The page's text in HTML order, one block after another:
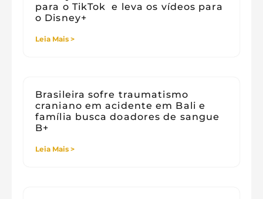
para o TikTok e leva os vídeos para
o Disney+
Leia Mais >
Brasileira sofre traumatismo
craniano em acidente em Bali e
família busca doadores de sangue
B+
Leia Mais >